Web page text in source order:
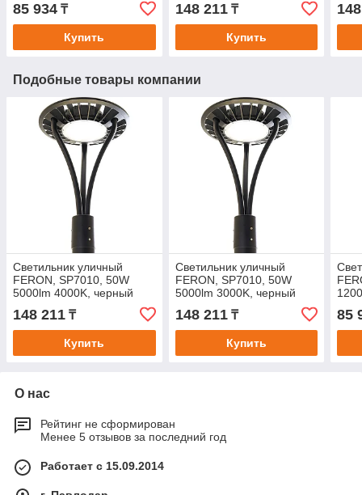
85 934 ₸
Купить
148 211₸
Купить
Подобные товары компании
Светильник уличный
FERON, SP7010, 50W
5000lm 4000K, черный
148 211 ₸
Купить
Светильник уличный
FERON, SP7010, 50W
5000lm 3000K, черный
148 211₸
Купить
85
О нас
Рейтинг не сформирован
Менее 5 отзывов за последний год
Работает с 15.09.2014